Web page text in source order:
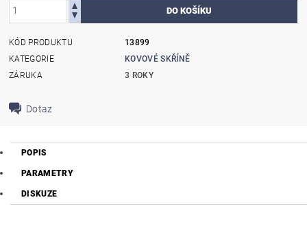
KÓD PRODUKTU
13899
KATEGORIE
KOVOVÉ SKŘÍNĚ
ZÁRUKA
3 ROKY
Dotaz
POPIS
PARAMETRY
DISKUZE